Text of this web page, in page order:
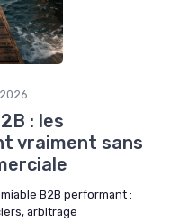
: les
vraiment sans
B2B performant :
arbitrage